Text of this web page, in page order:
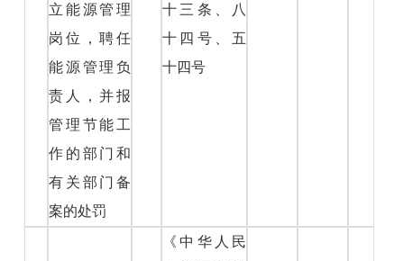
立能源管理
岗位，聘任
能源管理负
责人，并报
管理节能工
作的部门和
有关部门备
案的处罚
十三条、八
十四号、五
十四号
《中华人民